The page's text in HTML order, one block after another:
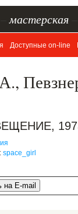
мастерская
Доступные on-line
space_girl